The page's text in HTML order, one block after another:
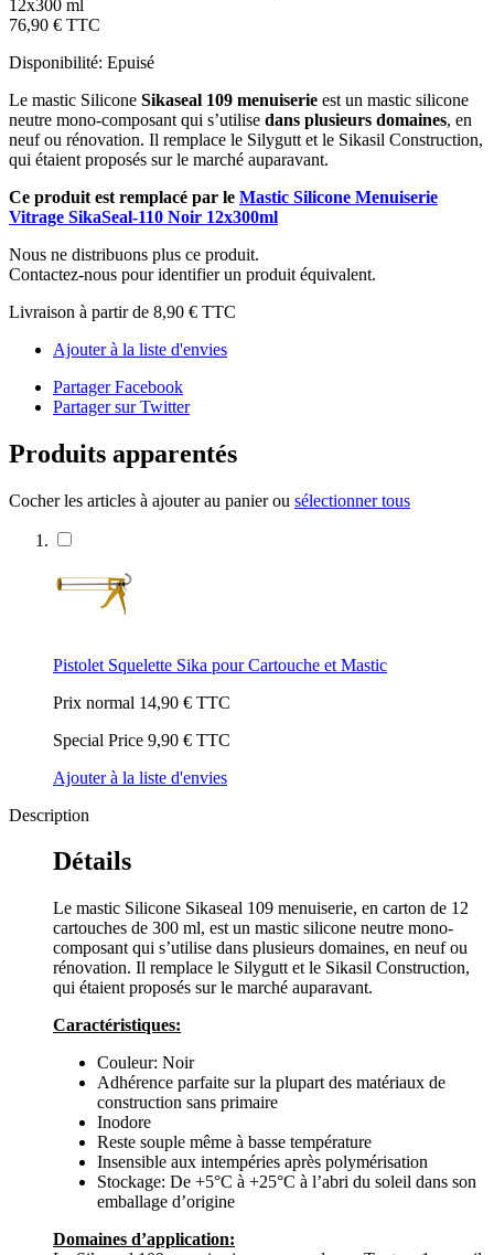
12x300 ml
76,90 € TTC
Disponibilité: Epuisé
Le mastic Silicone Sikaseal 109 menuiserie est un mastic silicone
neutre mono-composant qui s’utilise dans plusieurs domaines, en
neuf ou rénovation. Il remplace le Silygutt et le Sikasil Construction,
qui étaient proposés sur le marché auparavant.
Ce produit est remplacé par le Mastic Silicone Menuiserie
Vitrage SikaSeal-110 Noir 12x300ml
Nous ne distribuons plus ce produit.
Contactez-nous pour identifier un produit équivalent.
Livraison à partir de 8,90 € TTC
Ajouter à la liste d'envies
Partager Facebook
Partager sur Twitter
Produits apparentés
Cocher les articles à ajouter au panier ou sélectionner tous
Pistolet Squelette Sika pour Cartouche et Mastic
Prix normal 14,90 € TTC
Special Price 9,90 € TTC
Ajouter à la liste d'envies
Description
Détails
Le mastic Silicone Sikaseal 109 menuiserie, en carton de 12
cartouches de 300 ml, est un mastic silicone neutre mono-
composant qui s’utilise dans plusieurs domaines, en neuf ou
rénovation. Il remplace le Silygutt et le Sikasil Construction,
qui étaient proposés sur le marché auparavant.
Caractéristiques:
Couleur: Noir
Adhérence parfaite sur la plupart des matériaux de
construction sans primaire
Inodore
Reste souple même à basse température
Insensible aux intempéries après polymérisation
Stockage: De +5°C à +25°C à l’abri du soleil dans son
emballage d’origine
Domaines d’application: